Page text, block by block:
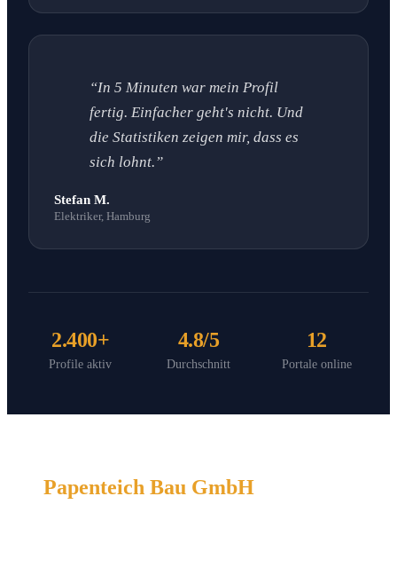
“In 5 Minuten war mein Profil
fertig. Einfacher geht's nicht. Und
die Statistiken zeigen mir, dass es
sich lohnt.”
Stefan M.
Elektriker, Hamburg
2.400+
Profile aktiv
4.8/5
Durchschnitt
12
Portale online
Papenteich Bau GmbH